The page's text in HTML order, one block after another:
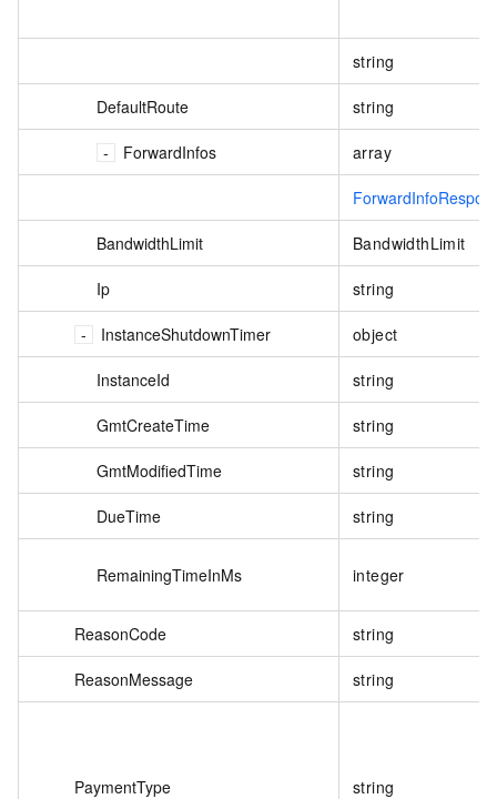
string
DefaultRoute string
ForwardInfos array
BandwidthLimit BandwidthLimit
Ip string
InstanceShutdownTimer object
InstanceId string
GmtCreateTime string
GmtModifiedTime string
DueTime string
RemainingTimeInMs integer
ReasonCode string
ReasonMessage string
PaymentType string